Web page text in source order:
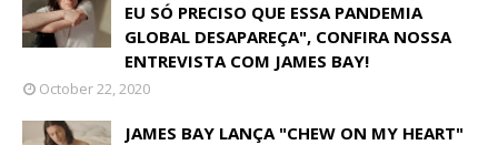
EU SÓ PRECISO QUE ESSA PANDEMIA
GLOBAL DESAPAREÇA", CONFIRA NOSSA
ENTREVISTA COM JAMES BAY!
October 22, 2020
JAMES BAY LANÇA "CHEW ON MY HEART"